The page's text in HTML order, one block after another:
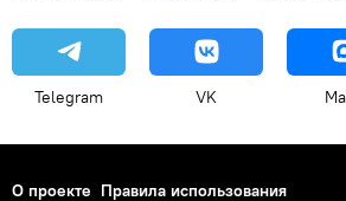
Telegram VK
О проекте Правила использования